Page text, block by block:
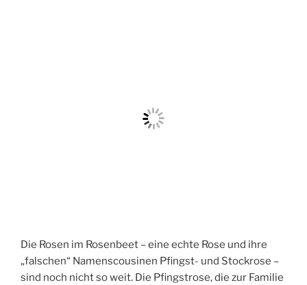
Die Rosen im Rosenbeet – eine echte Rose und ihre
„falschen“ Namenscousinen Pfingst- und Stockrose –
sind noch nicht so weit. Die Pfingstrose, die zur Familie